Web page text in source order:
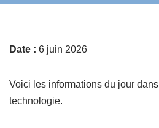
Date : 6 juin 2026
Voici les informations du jour
technologie.